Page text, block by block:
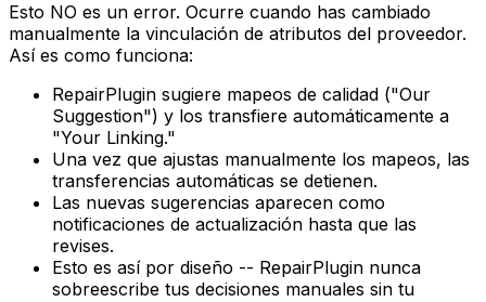
Esto NO es un error. Ocurre cuando has cambiado
manualmente la vinculación de atributos del proveedor.
Así es como funciona:
RepairPlugin sugiere mapeos de calidad ("Our
Suggestion") y los transfiere automáticamente a
"Your Linking."
Una vez que ajustas manualmente los mapeos, las
transferencias automáticas se detienen.
Las nuevas sugerencias aparecen como
notificaciones de actualización hasta que las
revises.
Esto es así por diseño -- RepairPlugin nunca
sobreescribe tus decisiones manuales sin tu